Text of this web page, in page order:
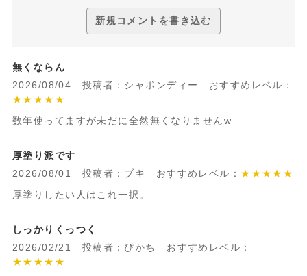
新規コメントを書き込む
無くならん
2026/08/04 投稿者：シャボンディー おすすめレベル：
★★★★★
数年使ってますが未だに全然無くなりませんw
厚塗り派です
2026/08/01 投稿者：ブキ おすすめレベル： ★★★★★
厚塗りしたい人はこれ一択。
しっかりくっつく
2026/02/21 投稿者：ぴかち おすすめレベル：
★★★★★